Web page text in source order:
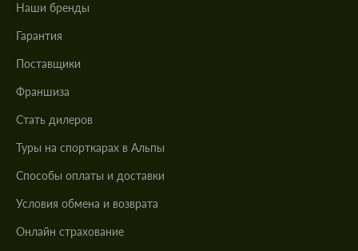
Наши бренды
Гарантия
Поставщики
Франшиза
Стать дилеров
Туры на спорткарах в Альпы
Cпособы оплаты и доставки
Условия обмена и возврата
Онлайн страхование